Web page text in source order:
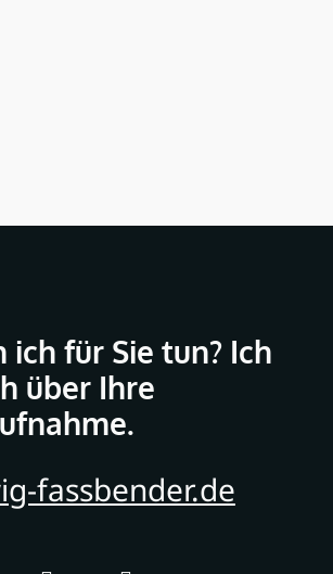
ich für Sie tun? Ich
über Ihre
fassbender.de